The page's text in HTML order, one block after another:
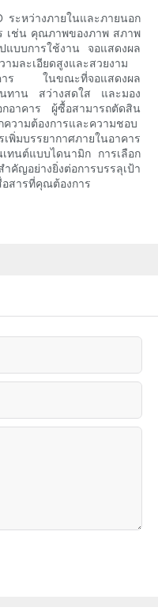
ระหว่างภายในและภายนอก
เช่น คุณภาพของภาพ สภาพ
แบบการใช้งาน จอแสดงผล
มละเอียดสูงและสวยงาม
คาร ในขณะที่จอแสดงผล
นทาน สว่างสดใส และมอง
กอาคาร ผู้ซื้อสามารถตัดสิน
วามต้องการและความชอบ
พิ่มบรรยากาศภายในอาคาร
ทนต์แบบไดนามิก การเลือก
คัญอย่างยิ่งต่อการบรรลุเป้า
สารที่คุณต้องการ